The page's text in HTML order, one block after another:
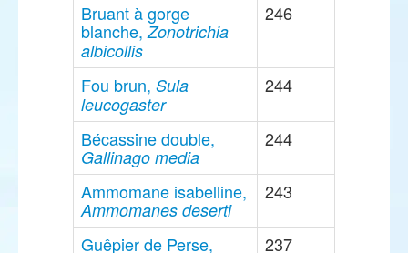
Bruant à gorge
blanche, Zonotrichia
albicollis
246
Fou brun, Sula
leucogaster
244
Bécassine double,
Gallinago media
244
Ammomane isabelline,
Ammomanes deserti
243
Guêpier de Perse, 237